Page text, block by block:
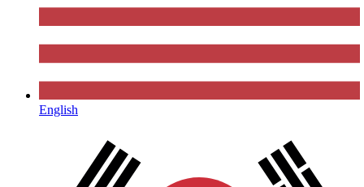
English